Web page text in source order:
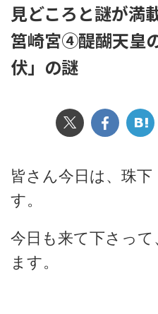
見どころと謎が満
筥崎宮④醍醐天皇
伏」の謎
皆さん今日は、珠
す。
今日も来て下さっ
ます。